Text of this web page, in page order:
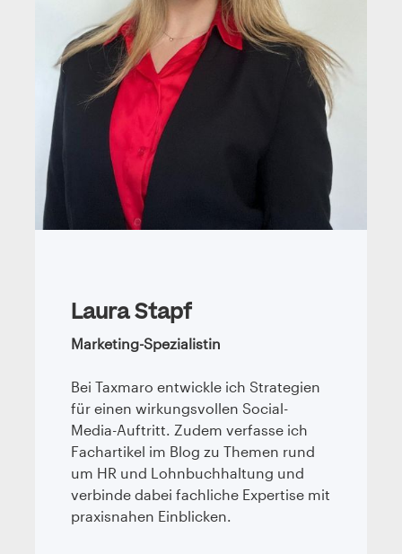
Laura Stapf
Marketing-Spezialistin
Bei Taxmaro entwickle ich Strategien
für einen wirkungsvollen Social-
Media-Auftritt. Zudem verfasse ich
Fachartikel im Blog zu Themen rund
um HR und Lohnbuchhaltung und
verbinde dabei fachliche Expertise mit
praxisnahen Einblicken.